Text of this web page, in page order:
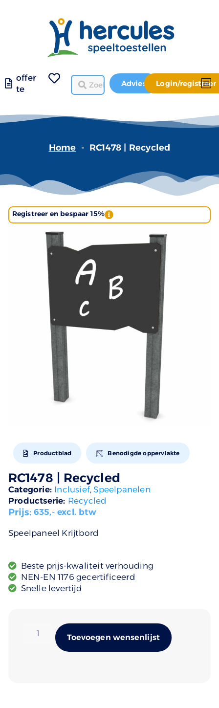
offer
te
Advies Login/registreer
Home - RC1478 | Recycled
Registreer en bespaar 15%
Productblad Benodigde oppervlakte
RC1478 | Recycled
Categorie: Inclusief, Speelpanelen
Productserie: Recycled
Prijs:635,- excl. btw
Speelpaneel Krijtbord
Beste prijs-kwaliteit verhouding
NEN-EN 1176 gecertificeerd
Snelle levertijd
Toevoegen wensenlijst